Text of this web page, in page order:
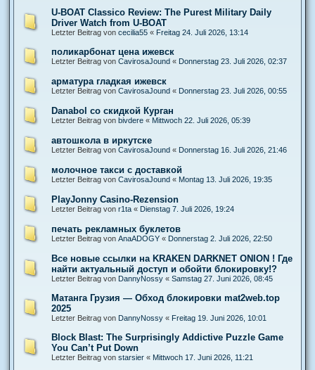
U-BOAT Classico Review: The Purest Military Daily
Driver Watch from U-BOAT
Letzter Beitrag von cecilia55 « Freitag 24. Juli 2026, 13:14
поликарбонат цена ижевск
Letzter Beitrag von CavirosaJound « Donnerstag 23. Juli 2026, 02:37
арматура гладкая ижевск
Letzter Beitrag von CavirosaJound « Donnerstag 23. Juli 2026, 00:55
Danabol со скидкой Курган
Letzter Beitrag von bivdere « Mittwoch 22. Juli 2026, 05:39
автошкола в иркутске
Letzter Beitrag von CavirosaJound « Donnerstag 16. Juli 2026, 21:46
молочное такси с доставкой
Letzter Beitrag von CavirosaJound « Montag 13. Juli 2026, 19:35
PlayJonny Casino-Rezension
Letzter Beitrag von r1ta « Dienstag 7. Juli 2026, 19:24
печать рекламных буклетов
Letzter Beitrag von AnaADOGY « Donnerstag 2. Juli 2026, 22:50
Все новые ссылки на KRAKEN DARKNET ONION ! Где
найти актуальный доступ и обойти блокировку!?
Letzter Beitrag von DannyNossy « Samstag 27. Juni 2026, 08:45
Матанга Грузия — Обход блокировки mat2web.top
2025
Letzter Beitrag von DannyNossy « Freitag 19. Juni 2026, 10:01
Block Blast: The Surprisingly Addictive Puzzle Game
You Can’t Put Down
Letzter Beitrag von starsier « Mittwoch 17. Juni 2026, 11:21